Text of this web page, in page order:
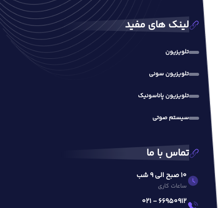
لینک های مفید
تلویزیون
تلویزیون سونی
تلویزیون پاناسونیک
سیستم صوتی
تماس با ما
10 صبح الی 9 شب
ساعات کاری
66950912 - 021